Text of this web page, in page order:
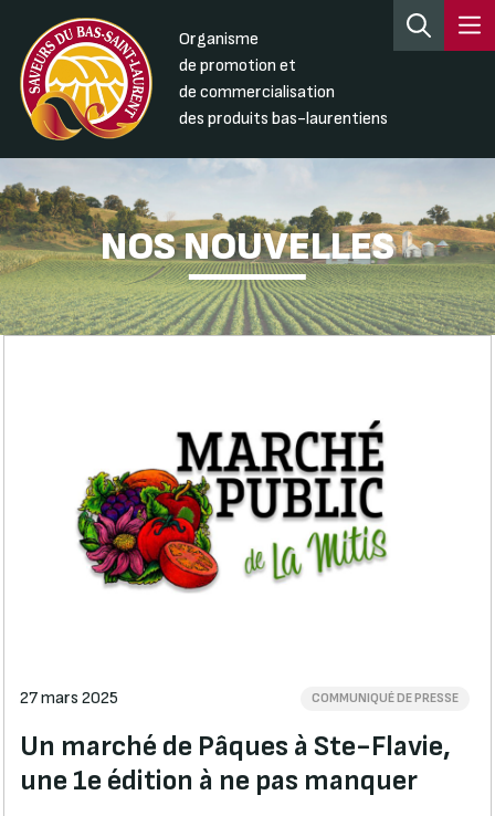
Organisme
de promotion et
de commercialisation
des produits bas-laurentiens
NOS NOUVELLES
27 mars 2025 COMMUNIQUÉ DE PRESSE
Un marché de Pâques à Ste-Flavie,
une 1e édition à ne pas manquer